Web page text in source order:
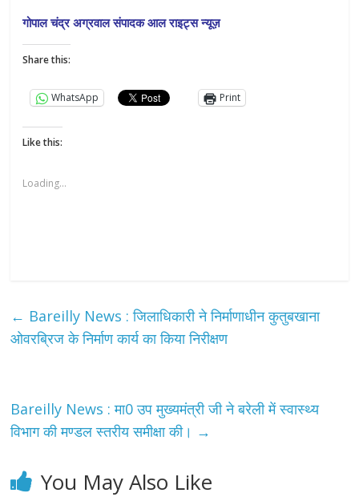
गोपाल चंद्र अग्रवाल संपादक आल राइट्स न्यूज़
Share this:
WhatsApp Print
Like this:
Loading...
← Bareilly News : जिलाधिकारी ने निर्माणाधीन कुतुबखाना
ओवरब्रिज के निर्माण कार्य का किया निरीक्षण
Bareilly News : मा0 उप मुख्यमंत्री जी ने बरेली में स्वास्थ्य
विभाग की मण्डल स्तरीय समीक्षा की। →
You May Also Like